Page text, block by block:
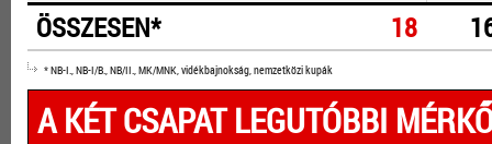
ÖSSZESEN* 18
* NB-I., NB-I/B., NB/II., MK/MNK, vidékbajnokság, nemzetközi kupák
A KÉT CSAPAT LEGUTÓBBI